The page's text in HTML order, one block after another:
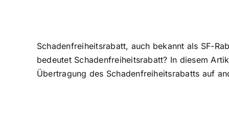
Schadenfreiheitsrabatt, auch bekannt als SF-
bedeutet Schadenfreiheitsrabatt? In diesem
Übertragung des Schadenfreiheitsrabatts auf